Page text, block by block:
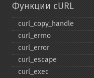
Функции cURL
curl_​copy_​handle
curl_​errno
curl_​error
curl_​escape
curl_​exec